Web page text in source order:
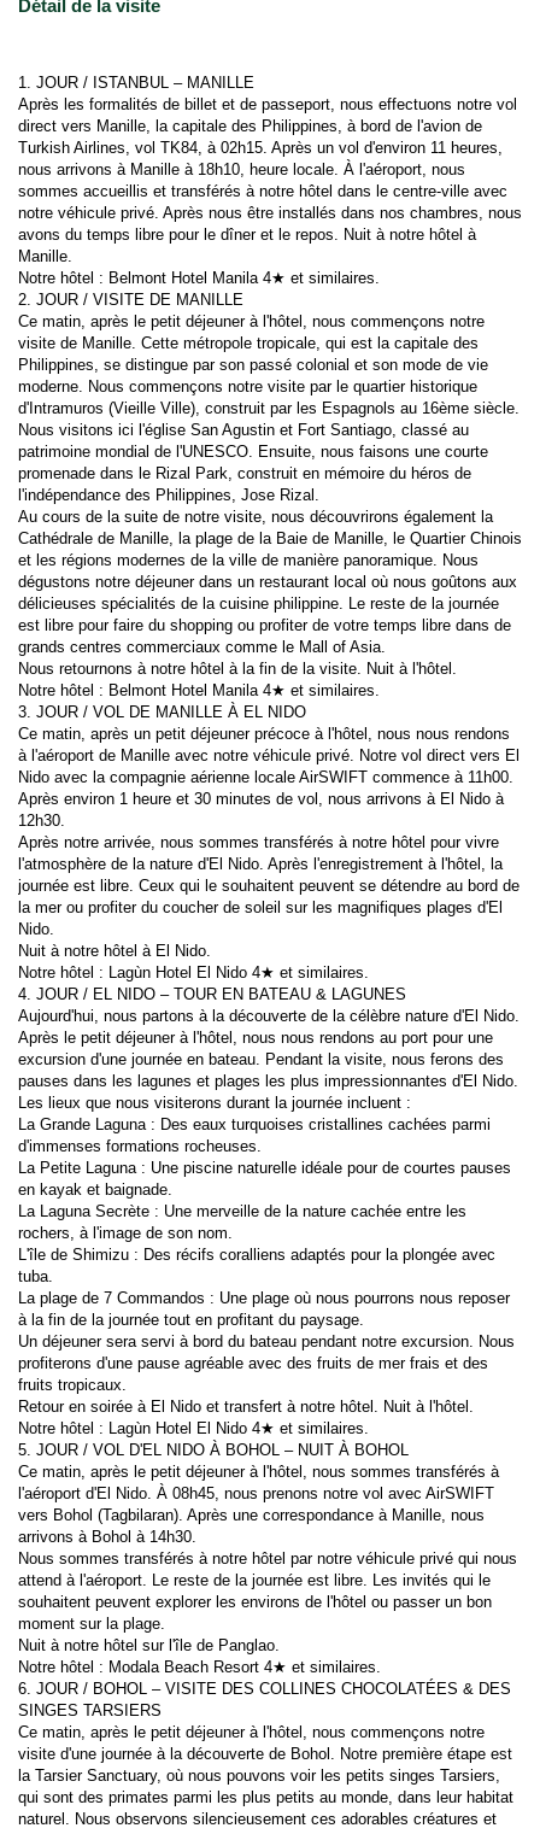
Détail de la visite
1. JOUR / ISTANBUL – MANILLE
Après les formalités de billet et de passeport, nous effectuons notre vol
direct vers Manille, la capitale des Philippines, à bord de l'avion de
Turkish Airlines, vol TK84, à 02h15. Après un vol d'environ 11 heures,
nous arrivons à Manille à 18h10, heure locale. À l'aéroport, nous
sommes accueillis et transférés à notre hôtel dans le centre-ville avec
notre véhicule privé. Après nous être installés dans nos chambres, nous
avons du temps libre pour le dîner et le repos. Nuit à notre hôtel à
Manille.
Notre hôtel : Belmont Hotel Manila 4★ et similaires.
2. JOUR / VISITE DE MANILLE
Ce matin, après le petit déjeuner à l'hôtel, nous commençons notre
visite de Manille. Cette métropole tropicale, qui est la capitale des
Philippines, se distingue par son passé colonial et son mode de vie
moderne. Nous commençons notre visite par le quartier historique
d'Intramuros (Vieille Ville), construit par les Espagnols au 16ème siècle.
Nous visitons ici l'église San Agustin et Fort Santiago, classé au
patrimoine mondial de l'UNESCO. Ensuite, nous faisons une courte
promenade dans le Rizal Park, construit en mémoire du héros de
l'indépendance des Philippines, Jose Rizal.
Au cours de la suite de notre visite, nous découvrirons également la
Cathédrale de Manille, la plage de la Baie de Manille, le Quartier Chinois
et les régions modernes de la ville de manière panoramique. Nous
dégustons notre déjeuner dans un restaurant local où nous goûtons aux
délicieuses spécialités de la cuisine philippine. Le reste de la journée
est libre pour faire du shopping ou profiter de votre temps libre dans de
grands centres commerciaux comme le Mall of Asia.
Nous retournons à notre hôtel à la fin de la visite. Nuit à l'hôtel.
Notre hôtel : Belmont Hotel Manila 4★ et similaires.
3. JOUR / VOL DE MANILLE À EL NIDO
Ce matin, après un petit déjeuner précoce à l'hôtel, nous nous rendons
à l'aéroport de Manille avec notre véhicule privé. Notre vol direct vers El
Nido avec la compagnie aérienne locale AirSWIFT commence à 11h00.
Après environ 1 heure et 30 minutes de vol, nous arrivons à El Nido à
12h30.
Après notre arrivée, nous sommes transférés à notre hôtel pour vivre
l'atmosphère de la nature d'El Nido. Après l'enregistrement à l'hôtel, la
journée est libre. Ceux qui le souhaitent peuvent se détendre au bord de
la mer ou profiter du coucher de soleil sur les magnifiques plages d'El
Nido.
Nuit à notre hôtel à El Nido.
Notre hôtel : Lagùn Hotel El Nido 4★ et similaires.
4. JOUR / EL NIDO – TOUR EN BATEAU & LAGUNES
Aujourd'hui, nous partons à la découverte de la célèbre nature d'El Nido.
Après le petit déjeuner à l'hôtel, nous nous rendons au port pour une
excursion d'une journée en bateau. Pendant la visite, nous ferons des
pauses dans les lagunes et plages les plus impressionnantes d'El Nido.
Les lieux que nous visiterons durant la journée incluent :
La Grande Laguna : Des eaux turquoises cristallines cachées parmi
d'immenses formations rocheuses.
La Petite Laguna : Une piscine naturelle idéale pour de courtes pauses
en kayak et baignade.
La Laguna Secrète : Une merveille de la nature cachée entre les
rochers, à l'image de son nom.
L'île de Shimizu : Des récifs coralliens adaptés pour la plongée avec
tuba.
La plage de 7 Commandos : Une plage où nous pourrons nous reposer
à la fin de la journée tout en profitant du paysage.
Un déjeuner sera servi à bord du bateau pendant notre excursion. Nous
profiterons d'une pause agréable avec des fruits de mer frais et des
fruits tropicaux.
Retour en soirée à El Nido et transfert à notre hôtel. Nuit à l'hôtel.
Notre hôtel : Lagùn Hotel El Nido 4★ et similaires.
5. JOUR / VOL D'EL NIDO À BOHOL – NUIT À BOHOL
Ce matin, après le petit déjeuner à l'hôtel, nous sommes transférés à
l'aéroport d'El Nido. À 08h45, nous prenons notre vol avec AirSWIFT
vers Bohol (Tagbilaran). Après une correspondance à Manille, nous
arrivons à Bohol à 14h30.
Nous sommes transférés à notre hôtel par notre véhicule privé qui nous
attend à l'aéroport. Le reste de la journée est libre. Les invités qui le
souhaitent peuvent explorer les environs de l'hôtel ou passer un bon
moment sur la plage.
Nuit à notre hôtel sur l'île de Panglao.
Notre hôtel : Modala Beach Resort 4★ et similaires.
6. JOUR / BOHOL – VISITE DES COLLINES CHOCOLATÉES & DES
SINGES TARSIERS
Ce matin, après le petit déjeuner à l'hôtel, nous commençons notre
visite d'une journée à la découverte de Bohol. Notre première étape est
la Tarsier Sanctuary, où nous pouvons voir les petits singes Tarsiers,
qui sont des primates parmi les plus petits au monde, dans leur habitat
naturel. Nous observons silencieusement ces adorables créatures et